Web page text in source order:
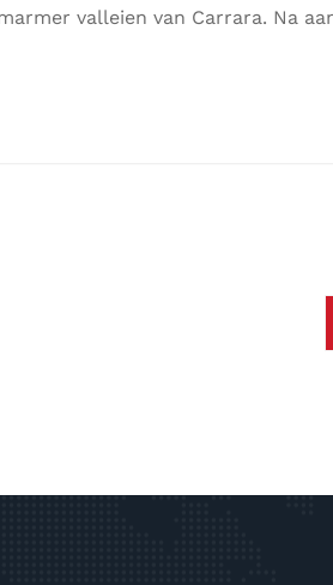
valleien van Carrara. Na